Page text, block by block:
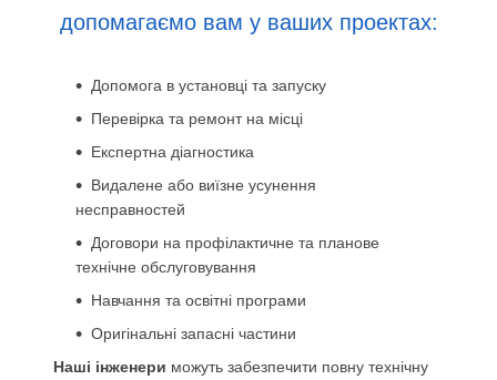
допомагаємо вам у ваших проектах:
Допомога в установці та запуску
Перевірка та ремонт на місці
Експертна діагностика
Видалене або виїзне усунення
несправностей
Договори на профілактичне та планове
технічне обслуговування
Навчання та освітні програми
Оригінальні запасні частини
Наші інженери можуть забезпечити повну технічну